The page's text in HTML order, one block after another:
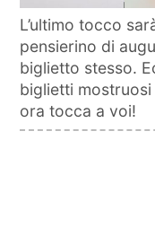
L’ultimo tocco
pensierino di
biglietto stesso.
biglietti
ora tocca a voi!